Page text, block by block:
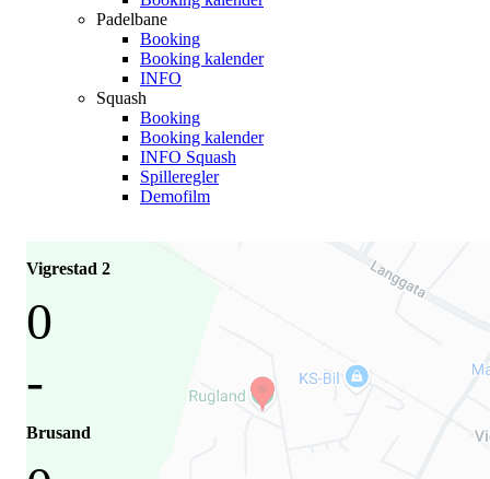
Padelbane
Booking
Booking kalender
INFO
Squash
Booking
Booking kalender
INFO Squash
Spilleregler
Demofilm
Vigrestad 2
0
-
Brusand